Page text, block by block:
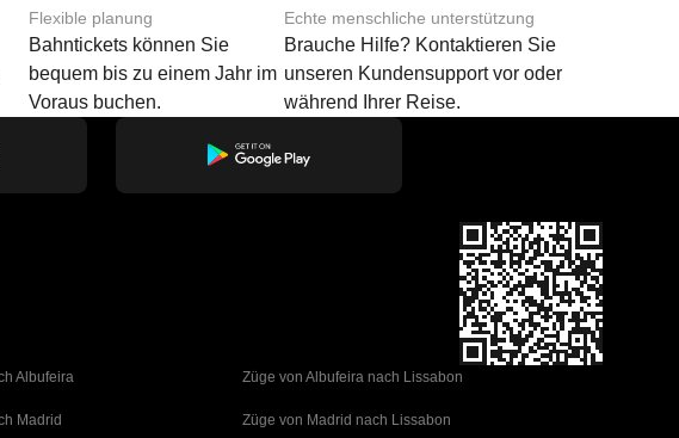
Flexible planung
Bahntickets können Sie
bequem bis zu einem Jahr im
Voraus buchen.
Echte menschliche unterstützung
Brauche Hilfe? Kontaktieren Sie
unseren Kundensupport vor oder
während Ihrer Reise.
Albufeira Züge von Albufeira nach Lissabon
Madrid Züge von Madrid nach Lissabon